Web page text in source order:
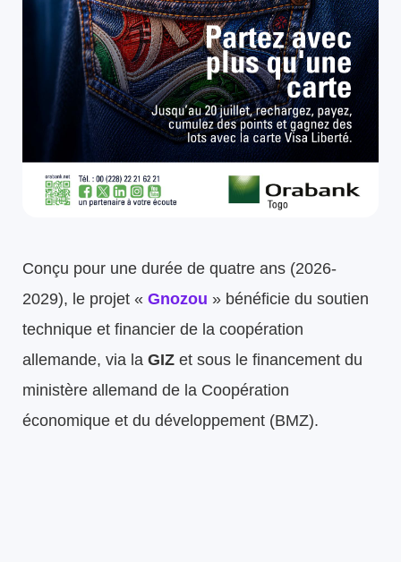
Conçu pour une durée de quatre ans (2026-
2029), le projet « Gnozou » bénéficie du soutien
technique et financier de la coopération
allemande, via la GIZ et sous le financement du
ministère allemand de la Coopération
économique et du développement (BMZ).